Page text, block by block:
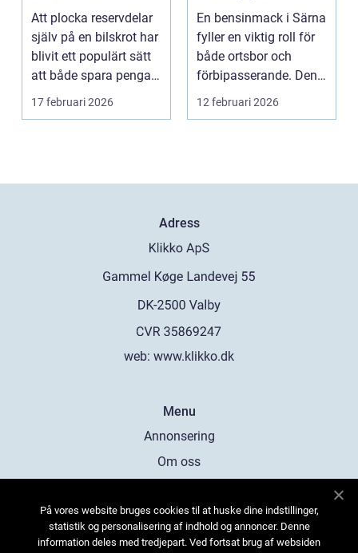
bildelar
Att plocka reservdelar
själv på en bilskrot har
blivit ett populärt sätt
att både spara pengar
och g...
17 februari 2026
tanka
En bensinmack i Särna
fyller en viktig roll för
både ortsbor och
förbipasserande. Den
fungerar som e...
12 februari 2026
Adress
web: www.klikko.dk
Menu
Annonsering
Om oss
Kontakta oss
Sitemap
På vores website bruges cookies til at huske dine indstillinger,
statistik og personalisering af indhold og annoncer. Denne
information deles med tredjepart. Ved fortsat brug af websiden